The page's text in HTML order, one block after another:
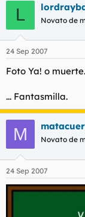
L Novato de
24 Sep 2007
Foto Ya! o muerte.
... Fantasmilla.
M Novato de
24 Sep 2007